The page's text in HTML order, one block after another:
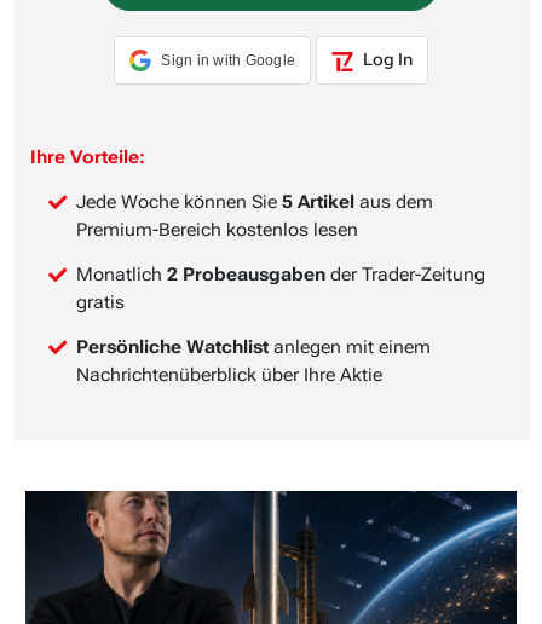
Sign in with Google Log In
Ihre Vorteile:
Jede Woche können Sie 5 Artikel aus dem
Premium-Bereich kostenlos lesen
Monatlich 2 Probeausgaben der Trader-Zeitung
gratis
Persönliche Watchlist anlegen mit einem
Nachrichtenüberblick über Ihre Aktie